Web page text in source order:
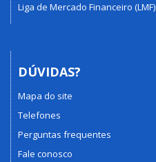
Liga de Mercado Financeiro (LMF)
DÚVIDAS?
Mapa do site
Telefones
Perguntas frequentes
Fale conosco